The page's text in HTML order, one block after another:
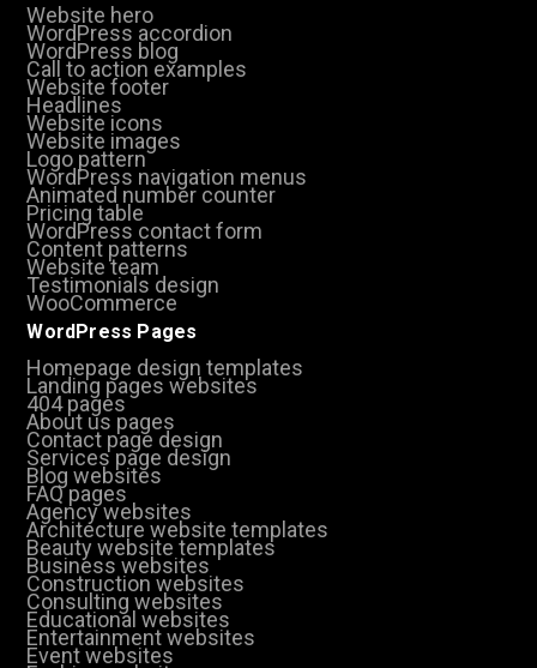
Website hero
WordPress accordion
WordPress blog
Call to action examples
Website footer
Headlines
Website icons
Website images
Logo pattern
WordPress navigation menus
Animated number counter
Pricing table
WordPress contact form
Content patterns
Website team
Testimonials design
WooCommerce
WordPress Pages
Homepage design templates
Landing pages websites
404 pages
About us pages
Contact page design
Services page design
Blog websites
FAQ pages
Agency websites
Architecture website templates
Beauty website templates
Business websites
Construction websites
Consulting websites
Educational websites
Entertainment websites
Event websites